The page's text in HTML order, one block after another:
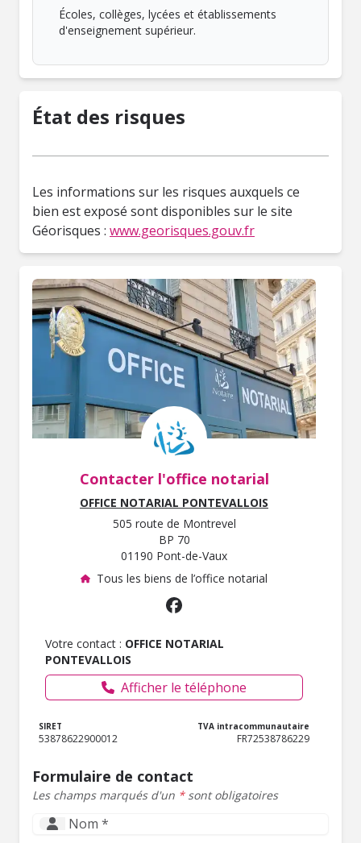
Écoles, collèges, lycées et établissements
d'enseignement supérieur.
État des risques
Les informations sur les risques auxquels ce
bien est exposé sont disponibles sur le site
Géorisques : www.georisques.gouv.fr
Contacter l'office notarial
OFFICE NOTARIAL PONTEVALLOIS
505 route de Montrevel
BP 70
01190 Pont-de-Vaux
Tous les biens de l’office notarial
Votre contact : OFFICE NOTARIAL
PONTEVALLOIS
Afficher le téléphone
SIRET
53878622900012
TVA intracommunautaire
FR72538786229
Formulaire de contact
Les champs marqués d'un *sont obligatoires